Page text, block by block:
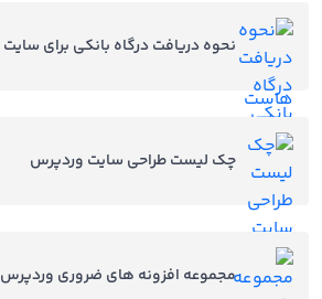
نحوه دریافت درگاه بانکی برای سایت
چک لیست طراحی سایت وردپرس
مجموعه افزونه های ضروری وردپرس